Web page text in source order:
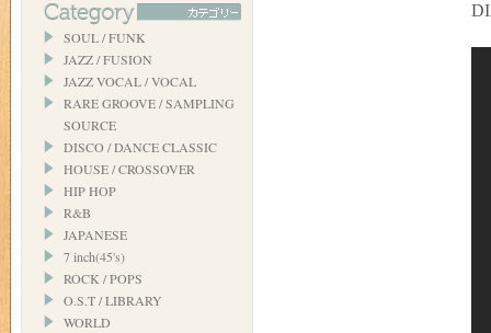
SOUL / FUNK
JAZZ / FUSION
JAZZ VOCAL / VOCAL
RARE GROOVE / SAMPLING
SOURCE
DISCO / DANCE CLASSIC
HOUSE / CROSSOVER
HIP HOP
R&B
JAPANESE
7 inch(45's)
ROCK / POPS
O.S.T / LIBRARY
WORLD